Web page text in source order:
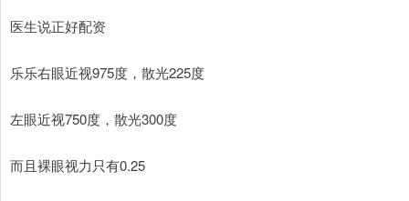
医生说正好配资
乐乐右眼近视975度，散光225度
左眼近视750度，散光300度
而且裸眼视力只有0.25